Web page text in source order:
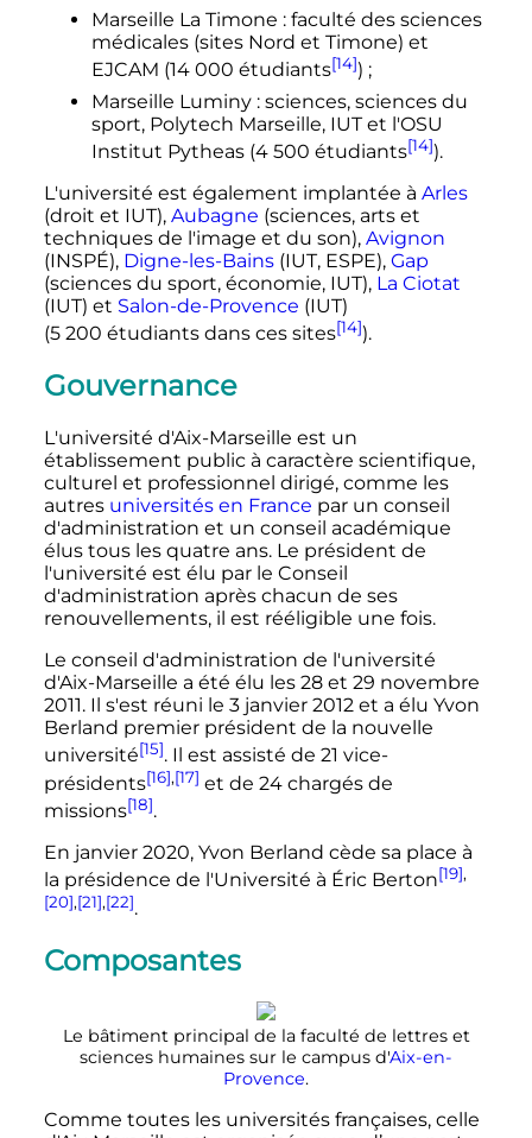
Marseille La Timone : faculté des sciences
médicales (sites Nord et Timone) et
EJCAM (14 000 étudiants[14]) ;
Marseille Luminy : sciences, sciences du
sport, Polytech Marseille, IUT et l'OSU
Institut Pytheas (4 500 étudiants[14]).
L'université est également implantée à Arles
(droit et IUT), Aubagne (sciences, arts et
techniques de l'image et du son), Avignon
(INSPÉ), Digne-les-Bains(IUT, ESPE), Gap
(sciences du sport, économie, IUT), La Ciotat
(IUT) et Salon-de-Provence (IUT)
(5 200 étudiantsdans ces sites[14]).
Gouvernance
L'université d'Aix-Marseille est un
établissement public à caractère scientifique,
culturel et professionnel dirigé, comme les
autres universités en France par un conseil
d'administration et un conseil académique
élus tous les quatre ans. Le président de
l'université est élu par le Conseil
d'administration après chacun de ses
renouvellements, il est rééligible une fois.
Le conseil d'administration de l'université
d'Aix-Marseille a été élu les 28 et 29 novembre
2011. Il s'est réuni le 3 janvier 2012et a élu Yvon
Berland premier président de la nouvelle
université[15]. Il est assisté de 21 vice-
présidents[16],[17] et de 24 chargésde
missions[18].
En janvier 2020, Yvon Berland cède sa place à
la présidence de l'Université à Éric Berton[19],
[20],[21],[22].
Composantes
Le bâtiment principal de la faculté de lettres et
sciences humaines sur le campus d'Aix-en-
Provence.
Comme toutes les universités françaises, celle